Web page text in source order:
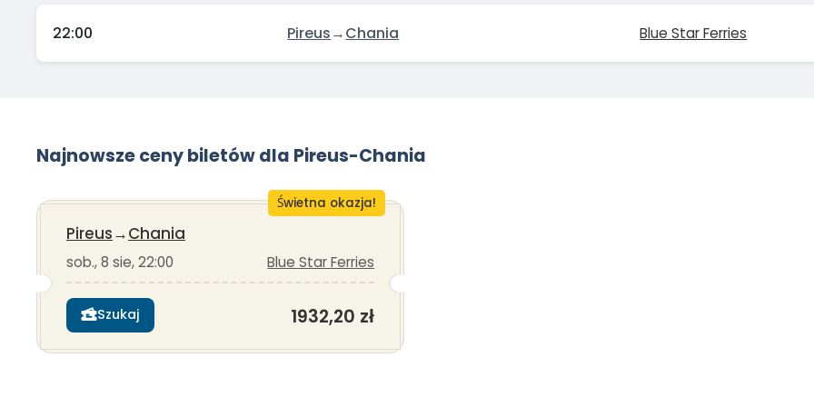
22:00 Pireus→Chania Blue Star Ferries
Najnowsze ceny biletów dla Pireus-Chania
Świetna okazja!
Pireus→Chania
sob., 8 sie, 22:00 Blue Star Ferries
Szukaj 1932,20 zł